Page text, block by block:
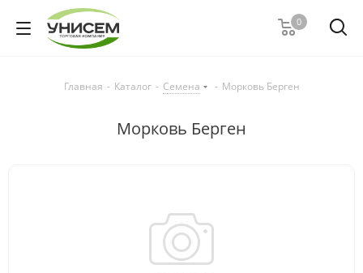
0
Главная - Каталог - Семена - Морковь Берген
Морковь Берген